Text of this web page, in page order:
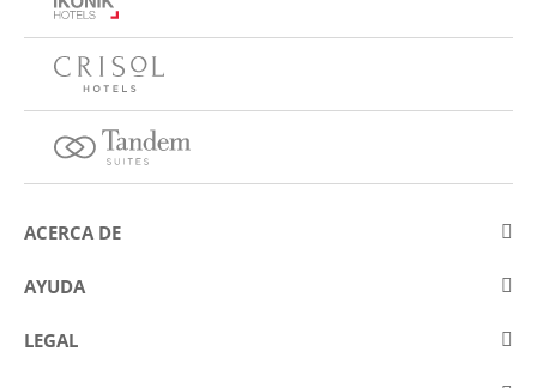
ACERCA DE
Sobre Eurostars Hotel Company
Concursos
AYUDA
Contactar
LEGAL